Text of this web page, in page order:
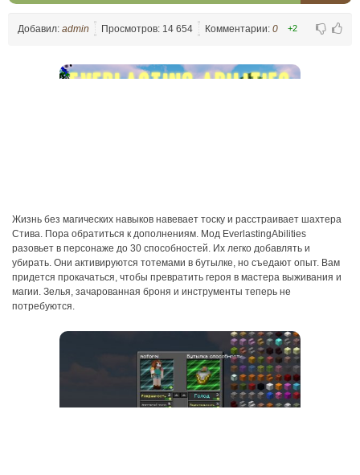
Добавил: admin Просмотров: 14 654 Комментарии: 0 +2
Жизнь без магических навыков навевает тоску и расстраивает шахтера
Стива. Пора обратиться к дополнениям. Мод EverlastingAbilities
разовьет в персонаже до 30 способностей. Их легко добавлять и
убирать. Они активируются тотемами в бутылке, но съедают опыт. Вам
придется прокачаться, чтобы превратить героя в мастера выживания и
магии. Зелья, зачарованная броня и инструменты теперь не
потребуются.